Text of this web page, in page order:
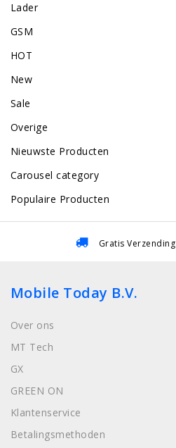
Lader
GSM
HOT
New
Sale
Overige
Nieuwste Producten
Carousel category
Populaire Producten
Gratis Verzending
Mobile Today B.V.
Over ons
MT Tech
GX
GREEN ON
Klantenservice
Betalingsmethoden